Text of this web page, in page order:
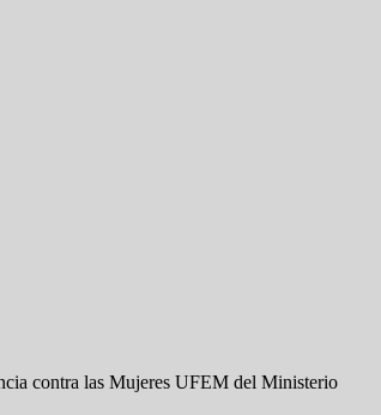
contra las Mujeres UFEM del Ministerio